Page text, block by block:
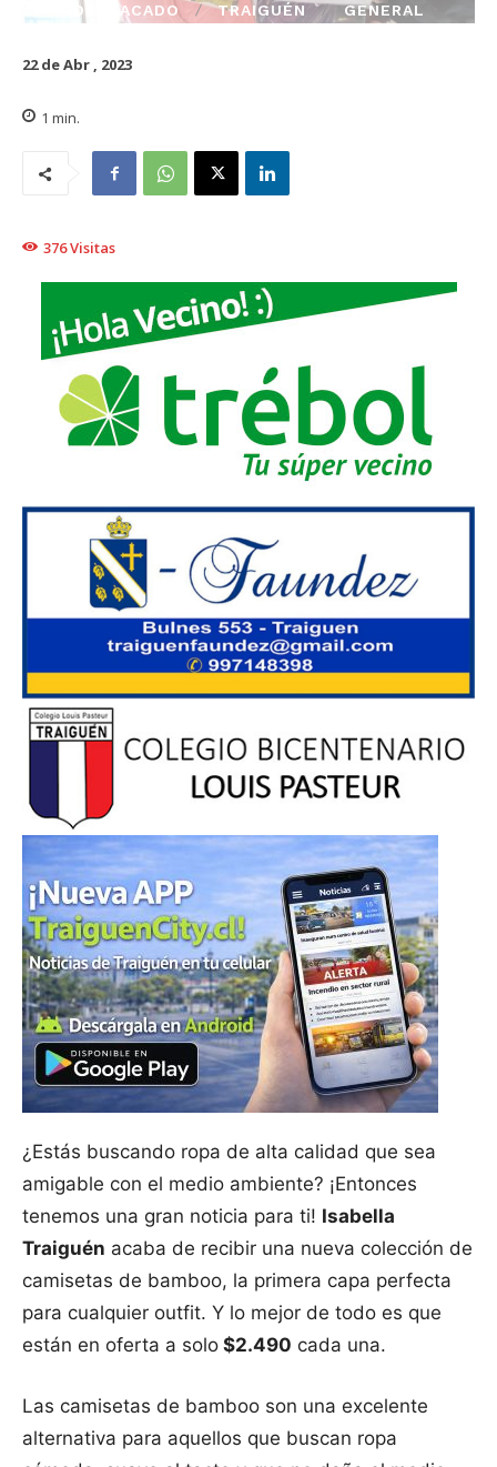
DESTACADO TRAIGUÉN GENERAL
22 de Abr , 2023
1 min.
376Visitas
¿Estás buscando ropa de alta calidad que sea
amigable con el medio ambiente? ¡Entonces
tenemos una gran noticia para ti! Isabella
Traiguén acaba de recibir una nueva colección de
camisetas de bamboo, la primera capa perfecta
para cualquier outfit. Y lo mejor de todo es que
están en oferta a solo $2.490 cada una.
Las camisetas de bamboo son una excelente
alternativa para aquellos que buscan ropa